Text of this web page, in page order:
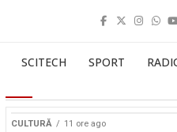
SCITECH SPORT
CULTURĂ 11 ore ago